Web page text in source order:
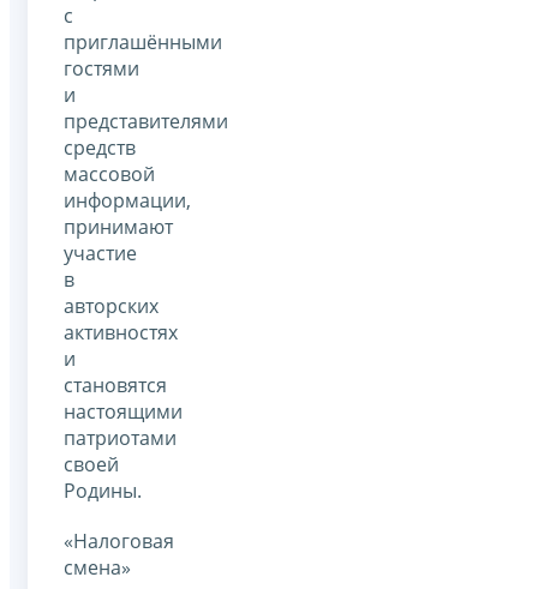
с
приглашёнными
гостями
и
представителями
средств
массовой
информации,
принимают
участие
в
авторских
активностях
и
становятся
настоящими
патриотами
своей
Родины.
«Налоговая
смена»